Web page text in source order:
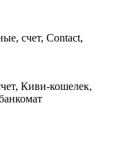
счет, Contact,
Киви-кошелек,